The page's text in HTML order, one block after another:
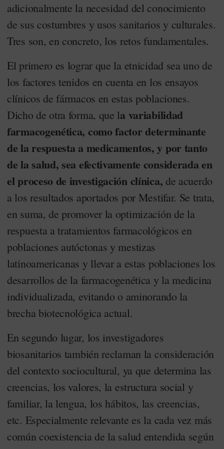
adicionalmente la necesidad del conocimiento
de sus costumbres y usos sanitarios y culturales.
Tres son, en concreto, los retos fundamentales.
El primero es lograr que la etnicidad sea uno de
los factores tenidos en cuenta en los ensayos
clínicos de fármacos en estas poblaciones.
Dicho de otra forma, que la variabilidad
farmacogenética, como factor determinante
de la respuesta a medicamentos, y por tanto
de la salud, sea efectivamente considerada en
el proceso de investigación clínica, de acuerdo
a los resultados aportados por Mestifar. Se trata,
en suma, de promover la optimización de la
respuesta a tratamientos farmacológicos en
poblaciones autóctonas y mestizas
latinoamericanas y llevar a estas poblaciones los
desarrollos de la farmacogenética y la medicina
individualizada, evitando o aminorando la
brecha biotecnológica actual.
En segundo lugar, los investigadores
biosanitarios también reclaman la consideración
del contexto sociocultural, ya que determina las
creencias, los valores, la estructura social y
familiar, la lengua, los hábitos, las creencias,
etc. Especialmente relevante es la cada vez más
común coexistencia de la salud entendida según